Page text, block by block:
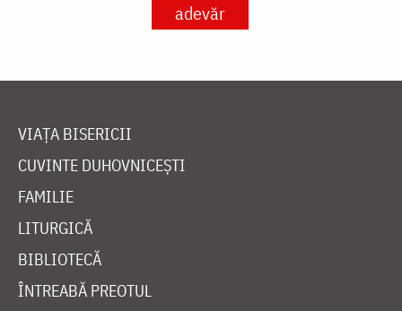
adevăr
VIAȚA BISERICII
CUVINTE DUHOVNICEȘTI
FAMILIE
LITURGICĂ
BIBLIOTECĂ
ÎNTREABĂ PREOTUL